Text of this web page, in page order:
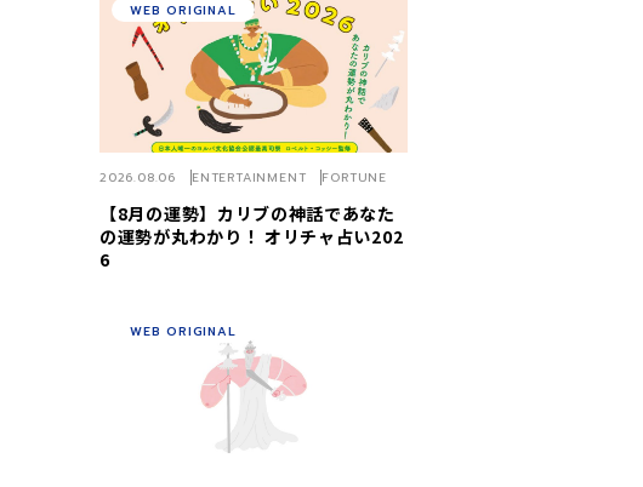
【8月の運勢】カリブの神話であなた
の運勢が丸わかり！ オリチャ占い202
6
2026.08.06 ENTERTAINMENT FORTUNE
WEB ORIGINAL
WEB ORIGINAL